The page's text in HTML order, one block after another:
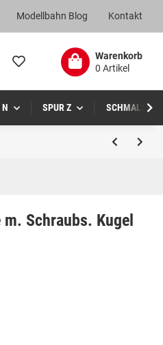
Kontakt
Modellbahn Blog
Warenkorb
0 Artikel
N SPUR Z SCHMALSPUR
Schraubs. Kugel